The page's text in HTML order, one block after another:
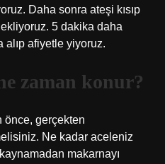
Daha sonra ateşi kısıp
5 dakika daha
alıp afiyetle yiyoruz.
zaman konur?
önce, gerçekten
Ne kadar aceleniz
makarnayı